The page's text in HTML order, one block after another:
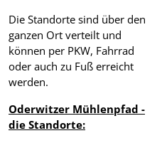
Die Standorte sind über den
ganzen Ort verteilt und
können per PKW, Fahrrad
oder auch zu Fuß erreicht
werden.
Oderwitzer Mühlenpfad -
die Standorte: